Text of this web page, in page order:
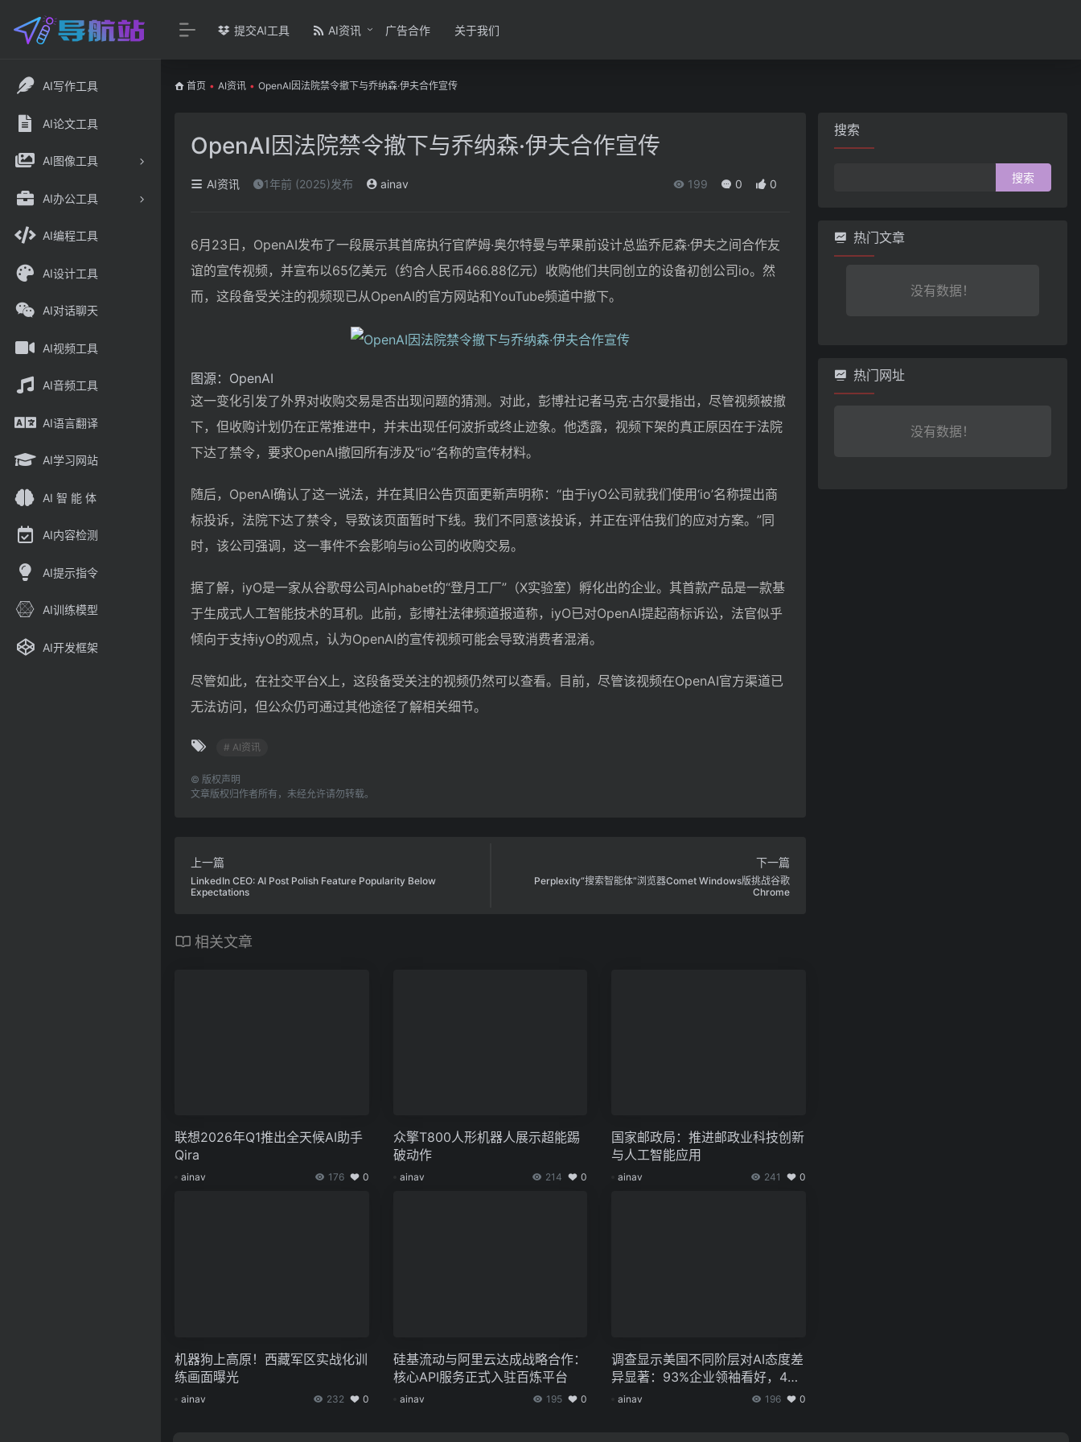
AI写作工具
AI论文工具
AI图像工具
AI办公工具
AI编程工具
AI设计工具
AI对话聊天
AI视频工具
AI音频工具
AI语言翻译
AI学习网站
AI 智 能 体
AI内容检测
AI提示指令
AI训练模型
AI开发框架
提交AI工具 AI资讯 广告合作 关于我们
首页 • AI资讯 • OpenAI因法院禁令撤下与乔纳森·伊夫合作宣传
OpenAI因法院禁令撤下与乔纳森·伊夫合作宣传
AI资讯 1年前 (2025)发布 ainav 199 0 0
6月23日，OpenAI发布了一段展示其首席执行官萨姆·奥尔特曼与苹果前设计总监乔尼森·伊夫之间合作友
谊的宣传视频，并宣布以65亿美元（约合人民币466.88亿元）收购他们共同创立的设备初创公司io。然
而，这段备受关注的视频现已从OpenAI的官方网站和YouTube频道中撤下。
图源：OpenAI
这一变化引发了外界对收购交易是否出现问题的猜测。对此，彭博社记者马克·古尔曼指出，尽管视频被撤
下，但收购计划仍在正常推进中，并未出现任何波折或终止迹象。他透露，视频下架的真正原因在于法院
下达了禁令，要求OpenAI撤回所有涉及“io”名称的宣传材料。
随后，OpenAI确认了这一说法，并在其旧公告页面更新声明称：“由于iyO公司就我们使用‘io’名称提出商
标投诉，法院下达了禁令，导致该页面暂时下线。我们不同意该投诉，并正在评估我们的应对方案。”同
时，该公司强调，这一事件不会影响与io公司的收购交易。
据了解，iyO是一家从谷歌母公司Alphabet的“登月工厂”（X实验室）孵化出的企业。其首款产品是一款基
于生成式人工智能技术的耳机。此前，彭博社法律频道报道称，iyO已对OpenAI提起商标诉讼，法官似乎
倾向于支持iyO的观点，认为OpenAI的宣传视频可能会导致消费者混淆。
尽管如此，在社交平台X上，这段备受关注的视频仍然可以查看。目前，尽管该视频在OpenAI官方渠道已
无法访问，但公众仍可通过其他途径了解相关细节。
# AI资讯
© 版权声明
文章版权归作者所有，未经允许请勿转载。
上一篇
LinkedIn CEO: AI Post Polish Feature Popularity Below
Expectations
下一篇
Perplexity“搜索智能体”浏览器Comet Windows版挑战谷歌
Chrome
相关文章
联想2026年Q1推出全天候AI助手
Qira
ainav 176 0
众擎T800人形机器人展示超能踢
破动作
ainav 214 0
国家邮政局：推进邮政业科技创新
与人工智能应用
ainav 241 0
机器狗上高原！西藏军区实战化训
练画面曝光
ainav 232 0
硅基流动与阿里云达成战略合作：
核心API服务正式入驻百炼平台
ainav 195 0
调查显示美国不同阶层对AI态度差
异显著：93%企业领袖看好，4
0%公众怀疑
ainav 196 0
搜索
热门文章
没有数据！
热门网址
没有数据！